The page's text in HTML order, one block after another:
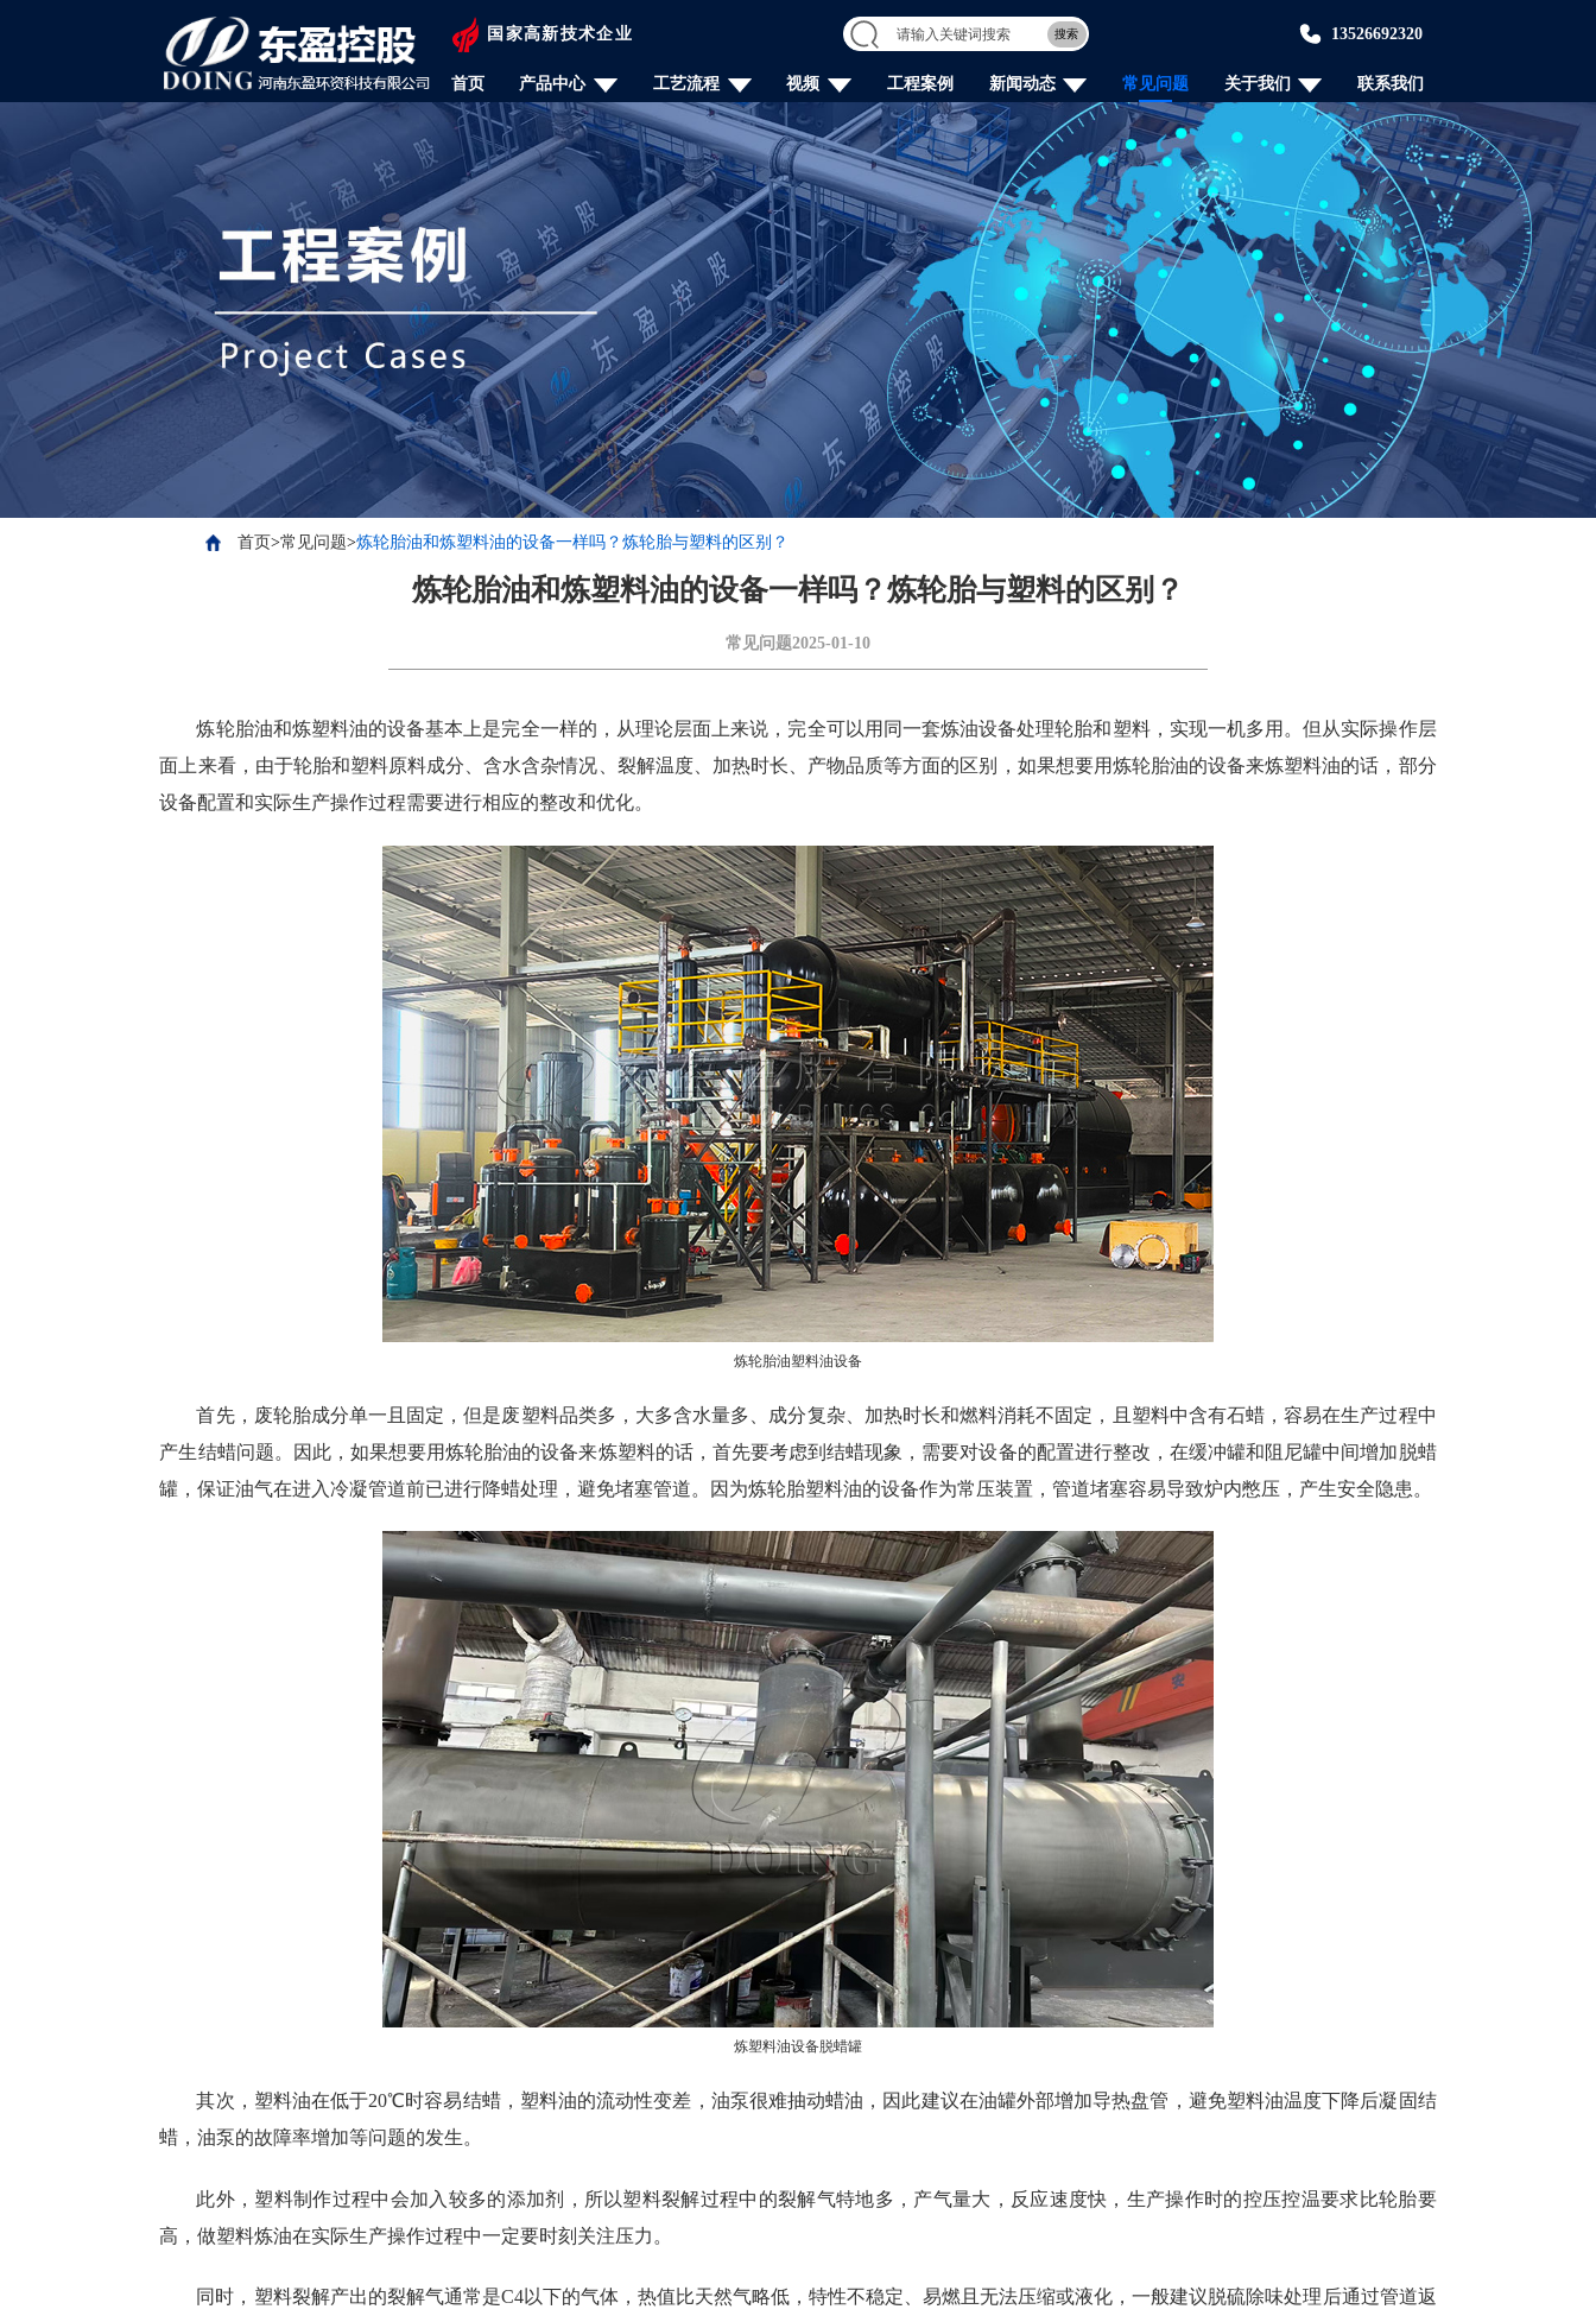
国家高新技术企业 搜索 13526692320
首页 产品中心 工艺流程 视频 工程案例 新闻动态 常见问题 关于我们 联系我们
首页>常见问题>炼轮胎油和炼塑料油的设备一样吗？炼轮胎与塑料的区别？
炼轮胎油和炼塑料油的设备一样吗？炼轮胎与塑料的区别？
常见问题2025-01-10
炼轮胎油和炼塑料油的设备基本上是完全一样的，从理论层面上来说，完全可以用同一套炼油设备处理轮胎和塑料，实现一机多用。但从实际操作层
面上来看，由于轮胎和塑料原料成分、含水含杂情况、裂解温度、加热时长、产物品质等方面的区别，如果想要用炼轮胎油的设备来炼塑料油的话，部分
设备配置和实际生产操作过程需要进行相应的整改和优化。
炼轮胎油塑料油设备
首先，废轮胎成分单一且固定，但是废塑料品类多，大多含水量多、成分复杂、加热时长和燃料消耗不固定，且塑料中含有石蜡，容易在生产过程中
产生结蜡问题。因此，如果想要用炼轮胎油的设备来炼塑料的话，首先要考虑到结蜡现象，需要对设备的配置进行整改，在缓冲罐和阻尼罐中间增加脱蜡
罐，保证油气在进入冷凝管道前已进行降蜡处理，避免堵塞管道。因为炼轮胎塑料油的设备作为常压装置，管道堵塞容易导致炉内憋压，产生安全隐患。
炼塑料油设备脱蜡罐
其次，塑料油在低于20℃时容易结蜡，塑料油的流动性变差，油泵很难抽动蜡油，因此建议在油罐外部增加导热盘管，避免塑料油温度下降后凝固结
蜡，油泵的故障率增加等问题的发生。
此外，塑料制作过程中会加入较多的添加剂，所以塑料裂解过程中的裂解气特地多，产气量大，反应速度快，生产操作时的控压控温要求比轮胎要
高，做塑料炼油在实际生产操作过程中一定要时刻关注压力。
同时，塑料裂解产出的裂解气通常是C4以下的气体，热值比天然气略低，特性不稳定、易燃且无法压缩或液化，一般建议脱硫除味处理后通过管道返